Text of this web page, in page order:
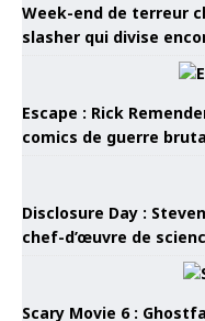
Week-end de terreur
slasher qui divise
Escape : Rick
comics de guerre
Disclosure Day :
chef-d’œuvre de
Scary Movie 6 :